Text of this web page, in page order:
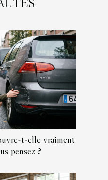
t-elle vraiment
pensez ?